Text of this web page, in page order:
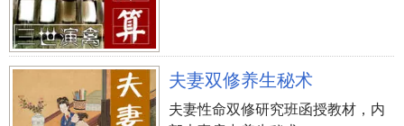
夫妻双修养生秘术
夫妻性命双修研究班函授教材，内